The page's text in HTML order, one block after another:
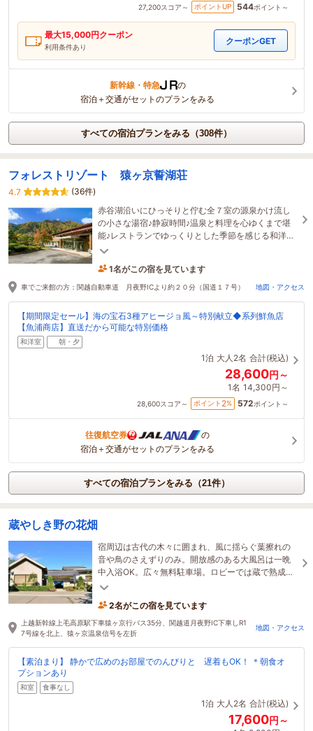
27,200スコア～ ポイントUP 544ポイント～
最大15,000円クーポン
利用条件あり
クーポンGET
新幹線・特急
の
宿泊＋交通がセットのプランをみる
すべての宿泊プランをみる（308件）
フォレストリゾート 猿ヶ京誓湖荘
4.7
(36件)
赤谷湖沿いにひっそりと佇む全７室の源泉かけ流し
の小さな湯宿♪静寂時間♪温泉と料理を心ゆくまで堪
能♪レストランでゆっくりとした季節を感じる和洋折
衷創作会席膳をお楽しみいただけます。
22時間前に予約されました
車でご来館の方：関越自動車道 月夜野ICより約２０分（国道１７号） 地図・アクセス
【期間限定セール】海の宝石3種アヒージョ風～特別献立◆系列鮮魚店
【魚浦商店】直送だから可能な特別価格
和洋室 朝・夕
1泊 大人2名 合計(税込)
28,600円～
1名 14,300円～
28,600スコア～ ポイント 2% 572ポイント～
往復航空券
の
宿泊＋交通がセットのプランをみる
すべての宿泊プランをみる（21件）
蔵やしき野の花畑
宿周辺は古代の木々に囲まれ、風に揺らぐ葉擦れの
音や鳥のさえずりのみ。開放感のある大風呂は一晩
中入浴OK。広々無料駐車場。ロビーでは蔵で熟成し
た芳香な自家製果実酒が、終日無料で飲めます。
2名がこの宿を見ています
上越新幹線上毛高原駅下車猿ヶ京行バス35分、関越道月夜野IC下車しR1
7号線を北上、猿ヶ京温泉信号を左折
地図・アクセス
【素泊まり】 静かで広めのお部屋でのんびりと 遅着もOK！ ＊朝食オ
プションあり
和室 食事なし
1泊 大人2名 合計(税込)
17,600円～